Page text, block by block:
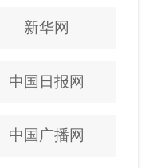
新华网
中国日报网
中国广播网